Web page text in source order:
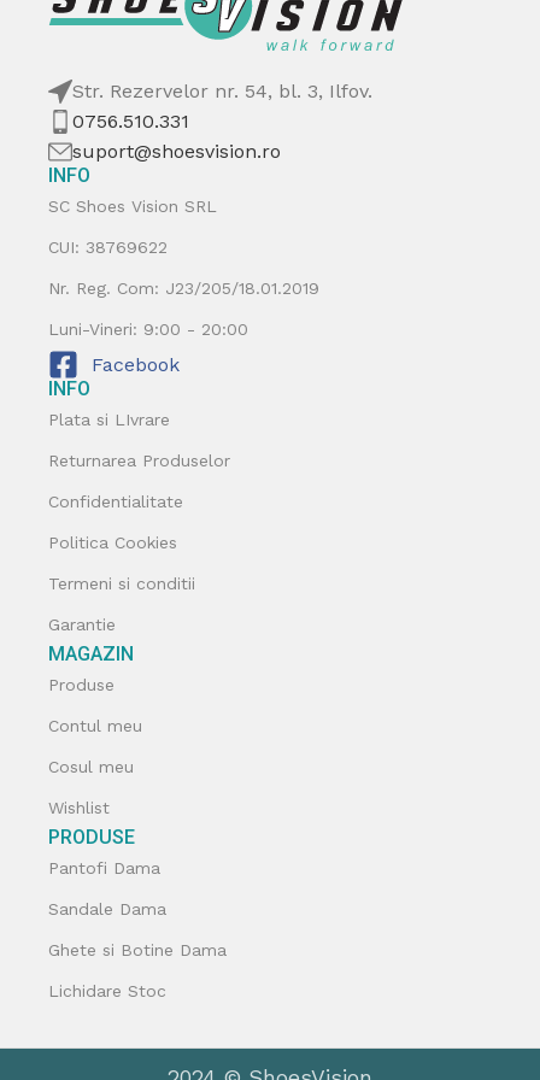
Str. Rezervelor nr. 54, bl. 3, Ilfov.
0756.510.331
suport@shoesvision.ro
INFO
SC Shoes Vision SRL
CUI: 38769622
Nr. Reg. Com: J23/205/18.01.2019
Luni-Vineri: 9:00 - 20:00
Facebook
INFO
Plata si LIvrare
Returnarea Produselor
Confidentialitate
Politica Cookies
Termeni si conditii
Garantie
MAGAZIN
Produse
Contul meu
Cosul meu
Wishlist
PRODUSE
Pantofi Dama
Sandale Dama
Ghete si Botine Dama
Lichidare Stoc